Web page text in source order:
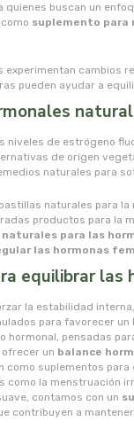
quienes buscan un
suplemento para
experimentan cambios
pueden ayudar a
niveles de estrógeno
de origen
naturales para
naturales para
productos para la
para las
las hormonas
equilibrar
la estabilidad
para favorecer un
hormonal, pensadas
un balance
como suplementos
como la menstruación
contamos con un
contribuyen a